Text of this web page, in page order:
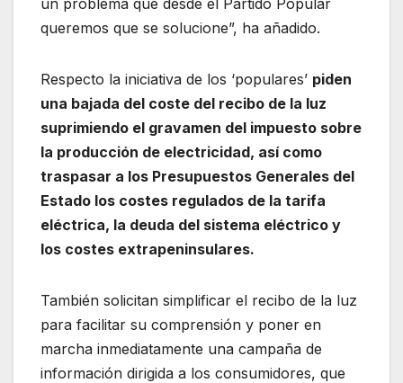
queremos que se solucione”, ha añadido.
Respecto la iniciativa de los ‘populares’ piden
una bajada del coste del recibo de la luz
suprimiendo el gravamen del impuesto sobre
la producción de electricidad, así como
traspasar a los Presupuestos Generales del
Estado los costes regulados de la tarifa
eléctrica, la deuda del sistema eléctrico y
los costes extrapeninsulares.
También solicitan simplificar el recibo de la luz
para facilitar su comprensión y poner en
marcha inmediatamente una campaña de
información dirigida a los consumidores, que